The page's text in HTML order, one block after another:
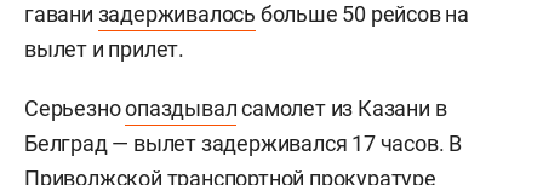
гавани задерживалось больше 50 рейсов на
вылет и прилет.
Серьезноопаздывалсамолет из Казани в
Белград — вылет задерживался 17 часов. В
Приволжской транспортной прокуратуре